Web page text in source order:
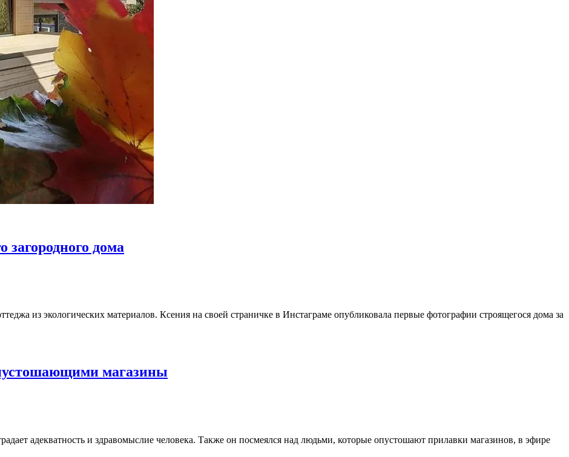
загородного дома
из экологических материалов. Ксения на своей страничке в Инстаграме опубликовала первые фотографии строящегося дома за
магазины
адекватность и здравомыслие человека. Также он посмеялся над людьми, которые опустошают прилавки магазинов, в эфире